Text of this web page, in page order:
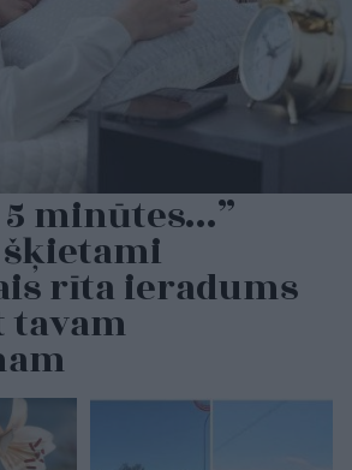
minūtes…”
šķietami
rīta ieradums
tavam